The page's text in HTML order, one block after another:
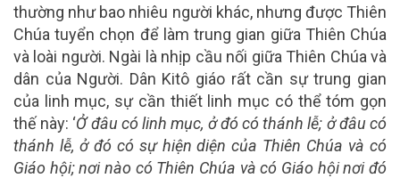
thường như bao nhiêu người khác, nhưng được Thiên
Chúa tuyển chọn để làm trung gian giữa Thiên Chúa
và loài người. Ngài là nhịp cầu nối giữa Thiên Chúa và
dân của Người. Dân Kitô giáo rất cần sự trung gian
của linh mục, sự cần thiết linh mục có thể tóm gọn
thế này: ‘Ở đâu có linh mục, ở đó có thánh lễ; ở đâu có
thánh lễ, ở đó có sự hiện diện của Thiên Chúa và có
Giáo hội; nơi nào có Thiên Chúa và có Giáo hội nơi đó